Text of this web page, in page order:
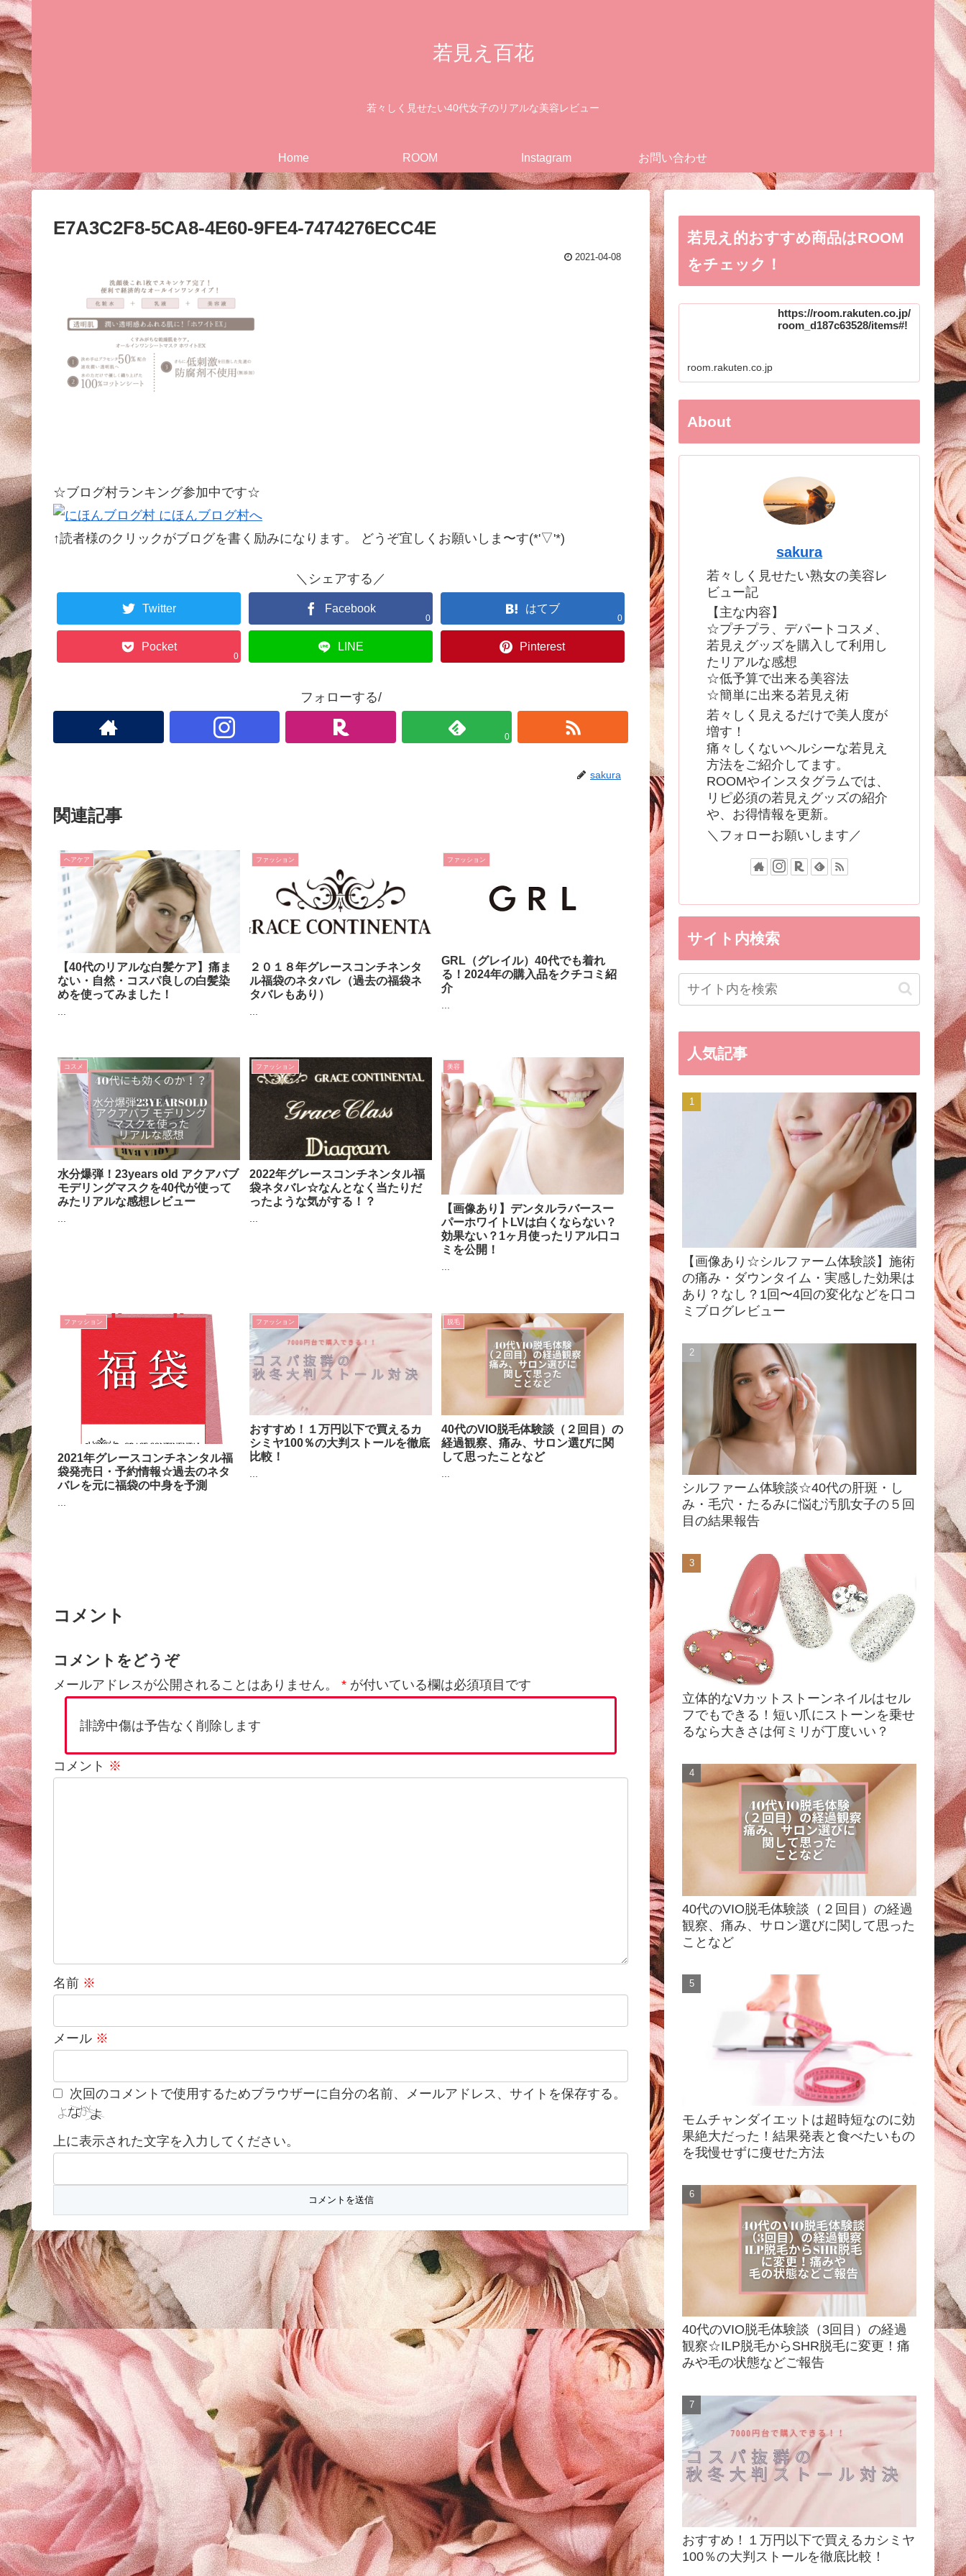
若見え百花
若々しく見せたい40代女子のリアルな美容レビュー
Home ROOM Instagram お問い合わせ
E7A3C2F8-5CA8-4E60-9FE4-7474276ECC4E
2021-04-08
☆ブログ村ランキング参加中です☆
↑読者様のクリックがブログを書く励みになります。 どうぞ宜しくお願いしま〜す(*'▽'*)
＼シェアする／
Twitter Facebook
0
はてブ
0
Pocket
0
LINE Pinterest
フォローする/
0
sakura
関連記事
ヘアケア
【40代のリアルな白髪ケア】痛ま
ない・自然・コスパ良しの白髪染
めを使ってみました！
ファッション
２０１８年グレースコンチネンタ
ル福袋のネタバレ（過去の福袋ネ
タバレもあり）
ファッション
GRL（グレイル）40代でも着れ
る！2024年の購入品をクチコミ紹
介
コスメ
水分爆弾！23years old アクアバブ
モデリングマスクを40代が使って
みたリアルな感想レビュー
...
ファッション
2022年グレースコンチネンタル福
袋ネタバレ☆なんとなく当たりだ
ったような気がする！？
...
美容
【画像あり】デンタルラバースー
パーホワイトLVは白くならない？
効果ない？1ヶ月使ったリアル口コ
ミを公開！
ファッション
2021年グレースコンチネンタル福
袋発売日・予約情報☆過去のネタ
バレを元に福袋の中身を予測
...
ファッション
おすすめ！１万円以下で買えるカ
シミヤ100％の大判ストールを徹底
比較！
...
脱毛
40代のVIO脱毛体験談（２回目）の
経過観察、痛み、サロン選びに関
して思ったことなど
...
コメント
コメントをどうぞ
メールアドレスが公開されることはありません。 * が付いている欄は必須項目です
誹謗中傷は予告なく削除します
コメント ※
名前 ※
メール ※
次回のコメントで使用するためブラウザーに自分の名前、メールアドレス、サイトを保存する。
上に表示された文字を入力してください。
若見え的おすすめ商品はROOM
をチェック！
https://room.rakuten.co.jp/
room_d187c63528/items#!
room.rakuten.co.jp
About
sakura
若々しく見せたい熟女の美容レ
ビュー記
【主な内容】
☆プチプラ、デパートコスメ、
若見えグッズを購入して利用し
たリアルな感想
☆低予算で出来る美容法
☆簡単に出来る若見え術
若々しく見えるだけで美人度が
増す！
痛々しくないヘルシーな若見え
方法をご紹介してます。
ROOMやインスタグラムでは、
リピ必須の若見えグッズの紹介
や、お得情報を更新。
＼フォローお願いします／
サイト内検索
人気記事
【画像あり☆シルファーム体験談】施術
の痛み・ダウンタイム・実感した効果は
あり？なし？1回〜4回の変化などを口コ
ミブログレビュー
シルファーム体験談☆40代の肝斑・し
み・毛穴・たるみに悩む汚肌女子の５回
目の結果報告
立体的なVカットストーンネイルはセル
フでもできる！短い爪にストーンを乗せ
るなら大きさは何ミリが丁度いい？
40代のVIO脱毛体験談（２回目）の経過
観察、痛み、サロン選びに関して思った
ことなど
モムチャンダイエットは超時短なのに効
果絶大だった！結果発表と食べたいもの
を我慢せずに痩せた方法
40代のVIO脱毛体験談（3回目）の経過
観察☆ILP脱毛からSHR脱毛に変更！痛
みや毛の状態などご報告
おすすめ！１万円以下で買えるカシミヤ
100％の大判ストールを徹底比較！